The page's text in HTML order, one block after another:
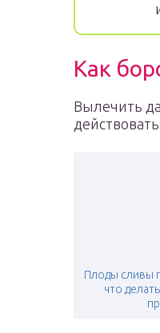
Как
Вылечить
Плоды сливы
что